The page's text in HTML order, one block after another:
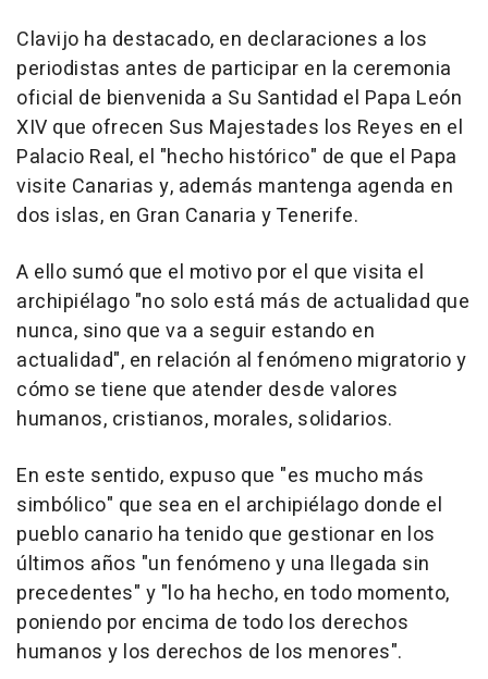
Clavijo ha destacado, en declaraciones a los
periodistas antes de participar en la ceremonia
oficial de bienvenida a Su Santidad el Papa León
XIV que ofrecen Sus Majestades los Reyes en el
Palacio Real, el "hecho histórico" de que el Papa
visite Canarias y, además mantenga agenda en
dos islas, en Gran Canaria y Tenerife.
A ello sumó que el motivo por el que visita el
archipiélago "no solo está más de actualidad que
nunca, sino que va a seguir estando en
actualidad", en relación al fenómeno migratorio y
cómo se tiene que atender desde valores
humanos, cristianos, morales, solidarios.
En este sentido, expuso que "es mucho más
simbólico" que sea en el archipiélago donde el
pueblo canario ha tenido que gestionar en los
últimos años "un fenómeno y una llegada sin
precedentes" y "lo ha hecho, en todo momento,
poniendo por encima de todo los derechos
humanos y los derechos de los menores".